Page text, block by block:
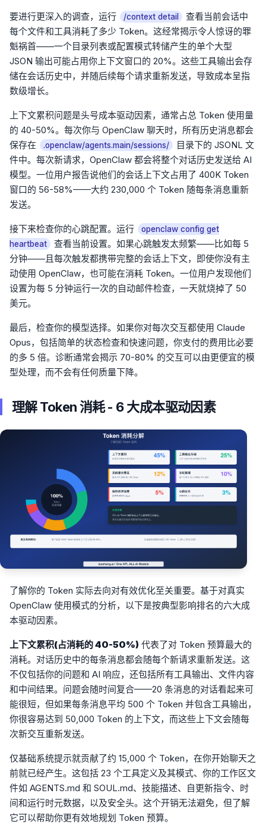
要进行更深入的调查，运行 /context detail
查看当前会话中
每个文件和工具消耗了多少 Token。这经常揭示令人惊讶的罪
魁祸首——一个目录列表或配置模式转储产生的单个大型
JSON 输出可能占用你上下文窗口的 20%。这些工具输出会存
储在会话历史中，并随后续每个请求重新发送，导致成本呈指
数级增长。
上下文累积问题是头号成本驱动因素，通常占总 Token 使用量
的 40-50%。每次你与 OpenClaw 聊天时，所有历史消息都会
保存在
.openclaw/agents.main/sessions/
目录下的 JSONL 文
件中。每次新请求，OpenClaw 都会将整个对话历史发送给 AI
模型。一位用户报告说他们的会话上下文占用了 400K Token
窗口的 56-58%——大约 230,000 个 Token 随每条消息重新
发送。
接下来检查你的心跳配置。运行
openclaw config get
heartbeat
查看当前设置。如果心跳触发太频繁——比如每 5
分钟——且每次触发都携带完整的会话上下文，即使你没有主
动使用 OpenClaw，也可能在消耗 Token。一位用户发现他们
设置为每 5 分钟运行一次的自动邮件检查，一天就烧掉了 50
美元。
最后，检查你的模型选择。如果你对每次交互都使用 Claude
Opus，包括简单的状态检查和快速问题，你支付的费用比必要
的多 5 倍。诊断通常会揭示 70-80% 的交互可以由更便宜的模
型处理，而不会有任何质量下降。
理解 Token 消耗 - 6 大成本驱动因素
了解你的 Token 实际去向对有效优化至关重要。基于对真实
OpenClaw 使用模式的分析，以下是按典型影响排名的六大成
本驱动因素。
上下文累积(占消耗的 40-50%) 代表了对 Token 预算最大的
消耗。对话历史中的每条消息都会随每个新请求重新发送。这
不仅包括你的问题和 AI 响应，还包括所有工具输出、文件内容
和中间结果。问题会随时间复合——20 条消息的对话看起来可
能很短，但如果每条消息平均 500 个 Token 并包含工具输出，
你很容易达到 50,000 Token 的上下文，而这些上下文会随每
次新交互重新发送。
仅基础系统提示就贡献了约 15,000 个 Token，在你开始聊天之
前就已经产生。这包括 23 个工具定义及其模式、你的工作区文
件如 AGENTS.md 和 SOUL.md、技能描述、自更新指令、时
间和运行时元数据，以及安全头。这个开销无法避免，但了解
它可以帮助你更有效地规划 Token 预算。